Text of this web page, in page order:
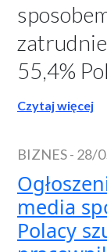
55,4%
Czytaj więcej
BIZNES- 28/
media
Polacy